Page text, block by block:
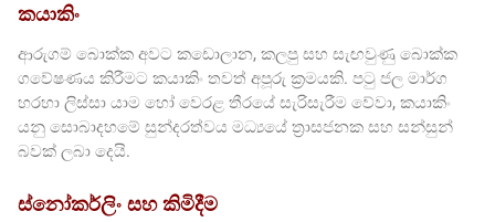
කයාකිං
ආරුගම් බොක්ක අවට කඩොලාන, කලපු සහ සැඟවුණු බොක්ක
ගවේෂණය කිරීමට කයාකිං තවත් අපූරු ක්‍රමයකි. පටු ජල මාර්ග
හරහා ලිස්සා යාම හෝ වෙරළ තීරයේ සැරිසැරීම වේවා, කයාකිං
යනු සොබාදහමේ සුන්දරත්වය මධ්‍යයේ ත්‍රාසජනක සහ සන්සුන්
බවක් ලබා දෙයි.
ස්නෝකර්ලිං සහ කිමිදීම